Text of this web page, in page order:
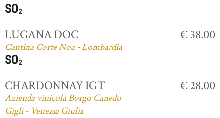
LUGANA DOC
Cantina Corte Noa - Lombardia
€ 38.00
CHARDONNAY IGT
Azienda vinicola Borgo Canedo
Gigli - Venezia Giulia
€ 28.00